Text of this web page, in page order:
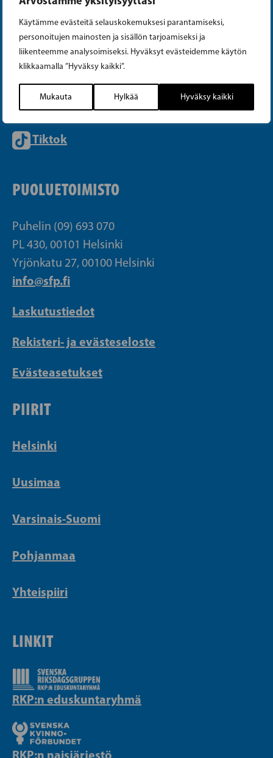
Käytämme evästeitä selauskokemuksesi parantamiseksi,
personoitujen mainosten ja sisällön tarjoamiseksi ja
liikenteemme analysoimiseksi. Hyväksyt evästeidemme käytön
klikkaamalla ”Hyväksy kaikki”.
Mukauta Hylkää Hyväksy kaikki
Instagram
Facebook
Tiktok
PUOLUETOIMISTO
Puhelin (09) 693 070
PL 430, 00101 Helsinki
Yrjönkatu 27, 00100 Helsinki
info@sfp.fi
Laskutustiedot
Rekisteri- ja evästeseloste
Evästeasetukset
PIIRIT
Helsinki
Uusimaa
Varsinais-Suomi
Pohjanmaa
Yhteispiiri
LINKIT
RKP:n eduskuntaryhmä
RKP:n naisjärjestö